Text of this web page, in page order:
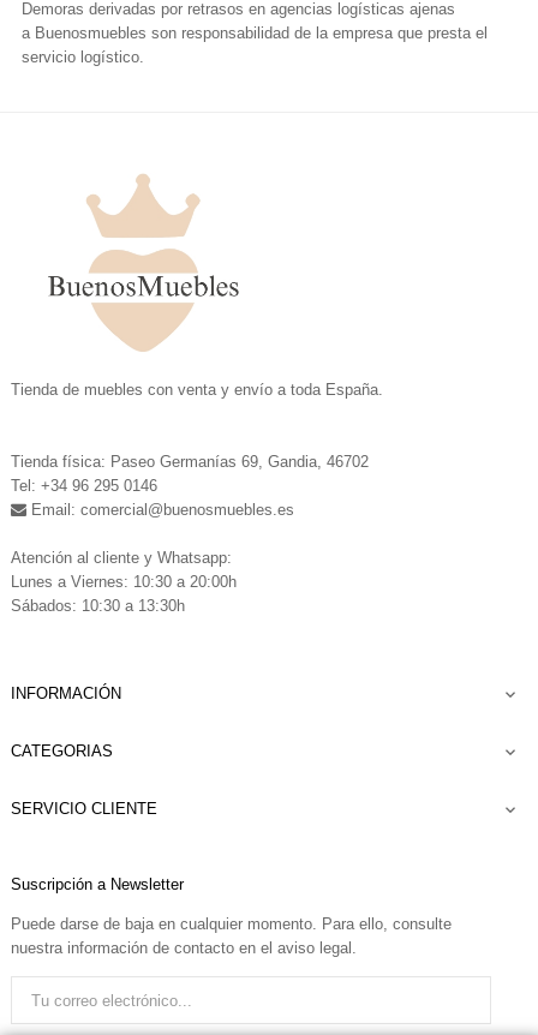
Demoras derivadas por retrasos en agencias logísticas ajenas
a Buenosmuebles son responsabilidad de la empresa que presta el
servicio logístico.
Tienda de muebles con venta y envío a toda España.
Tienda física: Paseo Germanías 69, Gandia, 46702
Tel: +34 96 295 0146
Email: comercial @buenosmuebles.es
Atención al cliente y Whatsapp:
Lunes a Viernes: 10:30 a 20:00h
Sábados: 10:30 a 13:30h
INFORMACIÓN 
CATEGORIAS 
SERVICIO CLIENTE 
Suscripción a Newsletter
Puede darse de baja en cualquier momento. Para ello, consulte
nuestra información de contacto en el aviso legal.